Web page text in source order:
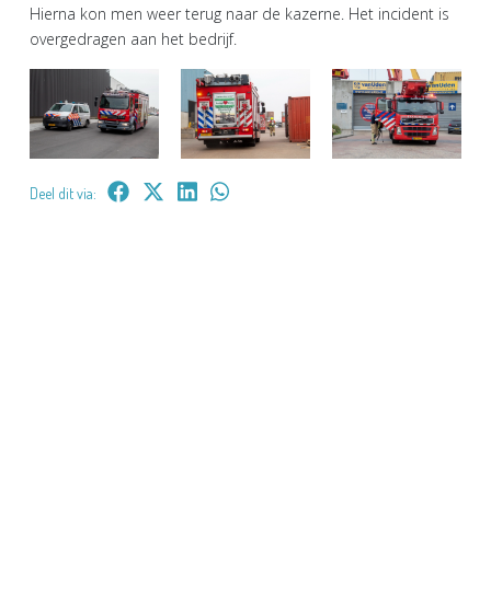
Hierna kon men weer terug naar de kazerne. Het incident is
overgedragen aan het bedrijf.
Deel dit via: